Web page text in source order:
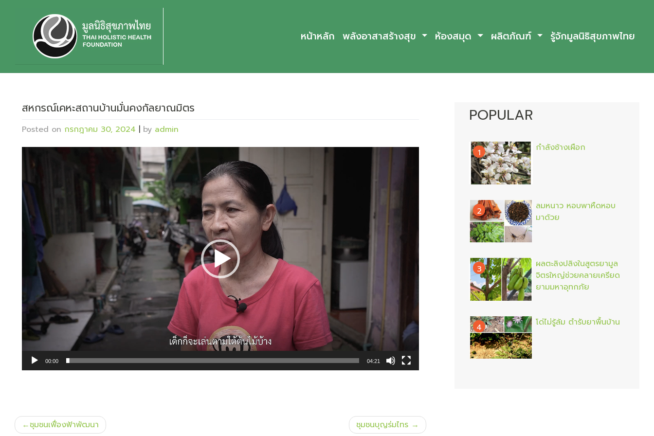
หน้าหลัก พลังอาสาสร้างสุข ห้องสมุด ผลิตภัณฑ์ รู้จักมูลนิธิสุขภาพไทย
สหกรณ์เคหะสถานบ้านมั่นคงกัลยาณมิตร
Posted on กรกฎาคม 30, 2024 | by admin
เล่น
วิดีโอ
00:00 04:21
แนะแนว
ชุมชนเฟื่องฟ้าพัฒนา ชุมชนบุญร่มไทร
POPULAR
1 กำลังช้างเผือก
2
ลมหนาว หอบพาหืดหอบ
มาด้วย
3
ผลตะลิงปลิงในสูตรยามูล
จิตรใหญ่ช่วยคลายเครียด
ยามมหาอุทกภัย
4 โด่ไม่รู้ล้ม ตำรับยาพื้นบ้าน